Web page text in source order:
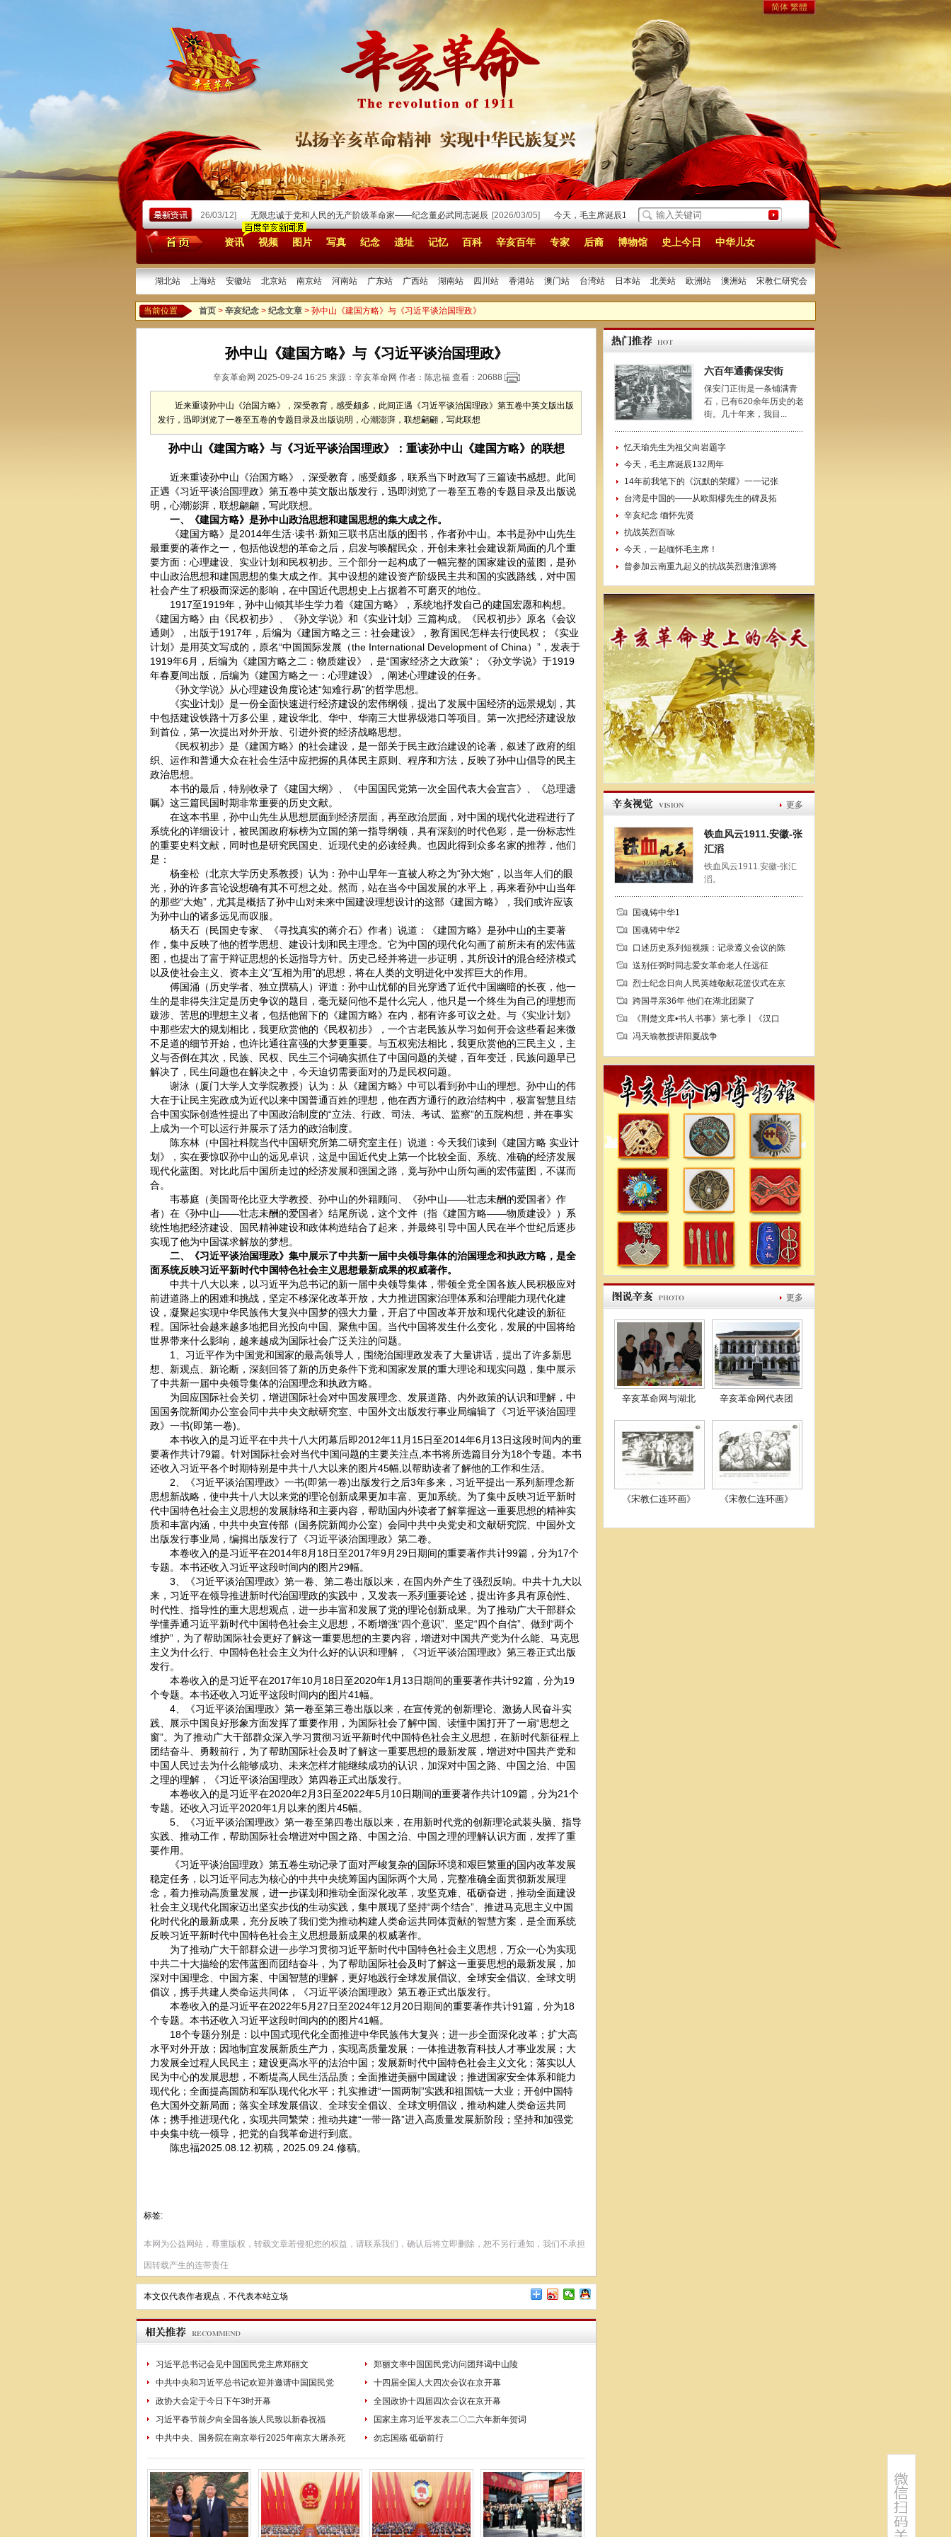
简体 繁體
[2026/03/23] 忆天瑜先生为祖父向岩题字 [2026/03/12] 无限忠诚于党和人民的无产阶级革命家——纪念董必武同志诞辰 [2026/03/05] 今天，毛主席诞辰132周年 [2025/12/26] 14年前我笔下的《沉默的荣耀》一一记张执一同志 [2025/12/22]
资讯 视频 图片 写真 纪念 遗址 记忆 百科 辛亥百年 专家 后裔 博物馆 史上今日 中华儿女
湖北站 上海站 安徽站 北京站 南京站 河南站 广东站 广西站 湖南站 四川站 香港站 澳门站 台湾站 日本站 北美站 欧洲站 澳洲站 宋教仁研究会
当前位置 首页 > 辛亥纪念 > 纪念文章 > 孙中山《建国方略》与《习近平谈治国理政》
孙中山《建国方略》与《习近平谈治国理政》
辛亥革命网 2025-09-24 16:25 来源： 辛亥革命网 作者：陈忠福 查看： 20688
近来重读孙中山《治国方略》，深受教育，感受颇多，此间正遇《习近平谈治国理政》第五卷中英文版出版
发行，迅即浏览了一卷至五卷的专题目录及出版说明，心潮澎湃，联想翩翩，写此联想
孙中山《建国方略》与《习近平谈治国理政》：重读孙中山《建国方略》的联想
近来重读孙中山《治国方略》，深受教育，感受颇多，联系当下时政写了三篇读书感想。此间
正遇《习近平谈治国理政》第五卷中英文版出版发行，迅即浏览了一卷至五卷的专题目录及出版说
明，心潮澎湃，联想翩翩，写此联想。
一、《建国方略》是孙中山政治思想和建国思想的集大成之作。
《建国方略》是2014年生活·读书·新知三联书店出版的图书，作者孙中山。本书是孙中山先生
最重要的著作之一，包括他设想的革命之后，启发与唤醒民众，开创未来社会建设新局面的几个重
要方面：心理建设、实业计划和民权初步。三个部分一起构成了一幅完整的国家建设的蓝图，是孙
中山政治思想和建国思想的集大成之作。其中设想的建设资产阶级民主共和国的实践路线，对中国
社会产生了积极而深远的影响，在中国近代思想史上占据着不可磨灭的地位。
1917至1919年，孙中山倾其毕生学力着《建国方略》，系统地抒发自己的建国宏愿和构想。
《建国方略》由《民权初步》、《孙文学说》和《实业计划》三篇构成。《民权初步》原名《会议
通则》，出版于1917年，后编为《建国方略之三：社会建设》，教育国民怎样去行使民权；《实业
计划》是用英文写成的，原名“中国国际发展（the International Development of China）”，发表于
1919年6月，后编为《建国方略之二：物质建设》，是“国家经济之大政策”；《孙文学说》于1919
年春夏间出版，后编为《建国方略之一：心理建设》，阐述心理建设的任务。
《孙文学说》从心理建设角度论述“知难行易”的哲学思想。
《实业计划》是一份全面快速进行经济建设的宏伟纲领，提出了发展中国经济的远景规划，其
中包括建设铁路十万多公里，建设华北、华中、华南三大世界级港口等项目。第一次把经济建设放
到首位，第一次提出对外开放、引进外资的经济战略思想。
《民权初步》是《建国方略》的社会建设，是一部关于民主政治建设的论著，叙述了政府的组
织、运作和普通大众在社会生活中应把握的具体民主原则、程序和方法，反映了孙中山倡导的民主
政治思想。
本书的最后，特别收录了《建国大纲》、《中国国民党第一次全国代表大会宣言》、《总理遗
嘱》这三篇民国时期非常重要的历史文献。
在这本书里，孙中山先生从思想层面到经济层面，再至政治层面，对中国的现代化进程进行了
系统化的详细设计，被民国政府标榜为立国的第一指导纲领，具有深刻的时代色彩，是一份标志性
的重要史料文献，同时也是研究民国史、近现代史的必读经典。也因此得到众多名家的推荐，他们
是：
杨奎松（北京大学历史系教授）认为：孙中山早年一直被人称之为“孙大炮”，以当年人们的眼
光，孙的许多言论设想确有其不可想之处。然而，站在当今中国发展的水平上，再来看孙中山当年
的那些“大炮”，尤其是概括了孙中山对未来中国建设理想设计的这部《建国方略》，我们或许应该
为孙中山的诸多远见而叹服。
杨天石（民国史专家、《寻找真实的蒋介石》作者）说道：《建国方略》是孙中山的主要著
作，集中反映了他的哲学思想、建设计划和民主理念。它为中国的现代化勾画了前所未有的宏伟蓝
图，也提出了富于辩证思想的长远指导方针。历史己经并将进一步证明，其所设计的混合经济模式
以及使社会主义、资本主义“互相为用”的思想，将在人类的文明进化中发挥巨大的作用。
傅国涌（历史学者、独立撰稿人）评道：孙中山忧郁的目光穿透了近代中国幽暗的长夜，他一
生的是非得失注定是历史争议的题目，毫无疑问他不是什么完人，他只是一个终生为自己的理想而
跋涉、苦思的理想主义者，包括他留下的《建国方略》在内，都有许多可议之处。与《实业计划》
中那些宏大的规划相比，我更欣赏他的《民权初步》，一个古老民族从学习如何开会这些看起来微
不足道的细节开始，也许比通往富强的大梦更重要。与五权宪法相比，我更欣赏他的三民主义，主
义与否倒在其次，民族、民权、民生三个词确实抓住了中国问题的关键，百年变迁，民族问题早已
解决了，民生问题也在解决之中，今天迫切需要面对的乃是民权问题。
谢泳（厦门大学人文学院教授）认为：从《建国方略》中可以看到孙中山的理想。孙中山的伟
大在于让民主宪政成为近代以来中国普通百姓的理想，他在西方通行的政治结构中，极富智慧且结
合中国实际创造性提出了中国政治制度的“立法、行政、司法、考试、监察”的五院构想，并在事实
上成为一个可以运行并展示了活力的政治制度。
陈东林（中国社科院当代中国研究所第二研究室主任）说道：今天我们读到《建国方略 实业计
划》，实在要惊叹孙中山的远见卓识，这是中国近代史上第一个比较全面、系统、准确的经济发展
现代化蓝图。对比此后中国所走过的经济发展和强国之路，竟与孙中山所勾画的宏伟蓝图，不谋而
合。
韦慕庭（美国哥伦比亚大学教授、孙中山的外籍顾问、《孙中山——壮志未酬的爱国者》作
者）在《孙中山——壮志未酬的爱国者》结尾所说，这个文件（指《建国方略——物质建设》）系
统性地把经济建设、国民精神建设和政体构造结合了起来，并最终引导中国人民在半个世纪后逐步
实现了他为中国谋求解放的梦想。
二、《习近平谈治国理政》集中展示了中共新一届中央领导集体的治国理念和执政方略，是全
面系统反映习近平新时代中国特色社会主义思想最新成果的权威著作。
中共十八大以来，以习近平为总书记的新一届中央领导集体，带领全党全国各族人民积极应对
前进道路上的困难和挑战，坚定不移深化改革开放，大力推进国家治理体系和治理能力现代化建
设，凝聚起实现中华民族伟大复兴中国梦的强大力量，开启了中国改革开放和现代化建设的新征
程。国际社会越来越多地把目光投向中国、聚焦中国。当代中国将发生什么变化，发展的中国将给
世界带来什么影响，越来越成为国际社会广泛关注的问题。
1、习近平作为中国党和国家的最高领导人，围绕治国理政发表了大量讲话，提出了许多新思
想、新观点、新论断，深刻回答了新的历史条件下党和国家发展的重大理论和现实问题，集中展示
了中共新一届中央领导集体的治国理念和执政方略。
为回应国际社会关切，增进国际社会对中国发展理念、发展道路、内外政策的认识和理解，中
国国务院新闻办公室会同中共中央文献研究室、中国外文出版发行事业局编辑了《习近平谈治国理
政》一书(即第一卷)。
本书收入的是习近平在中共十八大闭幕后即2012年11月15日至2014年6月13日这段时间内的重
要著作共计79篇。针对国际社会对当代中国问题的主要关注点,本书将所选篇目分为18个专题。本书
还收入习近平各个时期特别是中共十八大以来的图片45幅,以帮助读者了解他的工作和生活。
2、《习近平谈治国理政》一书(即第一卷)出版发行之后3年多来，习近平提出一系列新理念新
思想新战略，使中共十八大以来党的理论创新成果更加丰富、更加系统。为了集中反映习近平新时
代中国特色社会主义思想的发展脉络和主要内容，帮助国内外读者了解掌握这一重要思想的精神实
质和丰富内涵，中共中央宣传部（国务院新闻办公室）会同中共中央党史和文献研究院、中国外文
出版发行事业局，编揖出版发行了《习近平谈治国理政》第二卷。
本卷收入的是习近平在2014年8月18日至2017年9月29日期间的重要著作共计99篇，分为17个
专题。本书还收入习近平这段时间内的图片29幅。
3、《习近平谈治国理政》第一卷、第二卷出版以来，在国内外产生了强烈反响。中共十九大以
来，习近平在领导推进新时代治国理政的实践中，又发表一系列重要论述，提出许多具有原创性、
时代性、指导性的重大思想观点，进一步丰富和发展了党的理论创新成果。为了推动广大干部群众
学懂弄通习近平新时代中国特色社会主义思想，不断增强“四个意识”、坚定“四个自信”、做到“两个
维护”，为了帮助国际社会更好了解这一重要思想的主要内容，增进对中国共产党为什么能、马克思
主义为什么行、中国特色社会主义为什么好的认识和理解，《习近平谈治国理政》第三卷正式出版
发行。
本卷收入的是习近平在2017年10月18日至2020年1月13日期间的重要著作共计92篇，分为19
个专题。本书还收入习近平这段时间内的图片41幅。
4、《习近平谈治国理政》第一卷至第三卷出版以来，在宣传党的创新理论、激扬人民奋斗实
践、展示中国良好形象方面发挥了重要作用，为国际社会了解中国、读懂中国打开了一扇“思想之
窗”。为了推动广大干部群众深入学习贯彻习近平新时代中国特色社会主义思想，在新时代新征程上
团结奋斗、勇毅前行，为了帮助国际社会及时了解这一重要思想的最新发展，增进对中国共产党和
中国人民过去为什么能够成功、未来怎样才能继续成功的认识，加深对中国之路、中国之治、中国
之理的理解，《习近平谈治国理政》第四卷正式出版发行。
本卷收入的是习近平在2020年2月3日至2022年5月10日期间的重要著作共计109篇，分为21个
专题。还收入习近平2020年1月以来的图片45幅。
5、《习近平谈治国理政》第一卷至第四卷出版以来，在用新时代党的创新理论武装头脑、指导
实践、推动工作，帮助国际社会增进对中国之路、中国之治、中国之理的理解认识方面，发挥了重
要作用。
《习近平谈治国理政》第五卷生动记录了面对严峻复杂的国际环境和艰巨繁重的国内改革发展
稳定任务，以习近平同志为核心的中共中央统筹国内国际两个大局，完整准确全面贯彻新发展理
念，着力推动高质量发展，进一步谋划和推动全面深化改革，攻坚克难、砥砺奋进，推动全面建设
社会主义现代化国家迈出坚实步伐的生动实践，集中展现了坚持“两个结合”、推进马克思主义中国
化时代化的最新成果，充分反映了我们党为推动构建人类命运共同体贡献的智慧方案，是全面系统
反映习近平新时代中国特色社会主义思想最新成果的权威著作。
为了推动广大干部群众进一步学习贯彻习近平新时代中国特色社会主义思想，万众一心为实现
中共二十大描绘的宏伟蓝图而团结奋斗，为了帮助国际社会及时了解这一重要思想的最新发展，加
深对中国理念、中国方案、中国智慧的理解，更好地践行全球发展倡议、全球安全倡议、全球文明
倡议，携手共建人类命运共同体，《习近平谈治国理政》第五卷正式出版发行。
本卷收入的是习近平在2022年5月27日至2024年12月20日期间的重要著作共计91篇，分为18
个专题。本书还收入习近平这段时间内的的图片41幅。
18个专题分别是：以中国式现代化全面推进中华民族伟大复兴；进一步全面深化改革；扩大高
水平对外开放；因地制宜发展新质生产力，实现高质量发展；一体推进教育科技人才事业发展；大
力发展全过程人民民主；建设更高水平的法治中国；发展新时代中国特色社会主义文化；落实以人
民为中心的发展思想，不断堤高人民生活品质；全面推进美丽中国建设；推进国家安全体系和能力
现代化；全面提高国防和军队现代化水平；扎实推进“一国两制”实践和祖国铳一大业；开创中国特
色大国外交新局面；落实全球发展倡议、全球安全倡议、全球文明倡议，推动构建人类命运共同
体；携手推进现代化，实现共同繁荣；推动共建“一带一路”进入高质量发展新阶段；坚持和加强党
中央集中统一领导，把党的自我革命进行到底。
陈忠福2025.08.12.初稿，2025.09.24.修稿。
标签:
本网为公益网站，尊重版权，转载文章若侵犯您的权益，请联系我们，确认后将立即删除，恕不另行通知，我们不承担
因转载产生的连带责任
本文仅代表作者观点，不代表本站立场
习近平总书记会见中国国民党主席郑丽文
郑丽文率中国国民党访问团拜谒中山陵
中共中央和习近平总书记欢迎并邀请中国国民党
十四届全国人大四次会议在京开幕
政协大会定于今日下午3时开幕
全国政协十四届四次会议在京开幕
习近平春节前夕向全国各族人民致以新春祝福
国家主席习近平发表二〇二六年新年贺词
中共中央、国务院在南京举行2025年南京大屠杀死
勿忘国殇 砥砺前行
六百年通衢保安街
保安门正街是一条铺满青
石，已有620余年历史的老
街。几十年来，我目...
忆天瑜先生为祖父向岩题字
今天，毛主席诞辰132周年
14年前我笔下的《沉默的荣耀》一一记张
台湾是中国的——从欧阳樛先生的碑及拓
辛亥纪念 缅怀先贤
抗战英烈百咏
今天，一起缅怀毛主席！
曾参加云南重九起义的抗战英烈唐淮源将
更多
铁血风云1911.安徽-张
汇滔
铁血风云1911.安徽-张汇
滔。
国魂铸中华1
国魂铸中华2
口述历史系列短视频：记录遵义会议的陈
送别任弼时同志爱女革命老人任远征
烈士纪念日向人民英雄敬献花篮仪式在京
跨国寻亲36年 他们在湖北团聚了
《荆楚文库•书人书事》第七季丨《汉口
冯天瑜教授讲阳夏战争
更多
辛亥革命网与湖北 辛亥革命网代表团
《宋教仁连环画》 《宋教仁连环画》